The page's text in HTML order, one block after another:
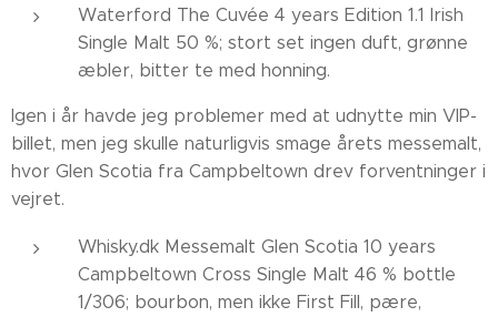
Waterford The Cuvée 4 years Edition 1.1 Irish
Single Malt 50 %; stort set ingen duft, grønne
æbler, bitter te med honning.
Igen i år havde jeg problemer med at udnytte min VIP-
billet, men jeg skulle naturligvis smage årets messemalt,
hvor Glen Scotia fra Campbeltown drev forventninger i
vejret.
Whisky.dk Messemalt Glen Scotia 10 years
Campbeltown Cross Single Malt 46 % bottle
1/306; bourbon, men ikke First Fill, pære,